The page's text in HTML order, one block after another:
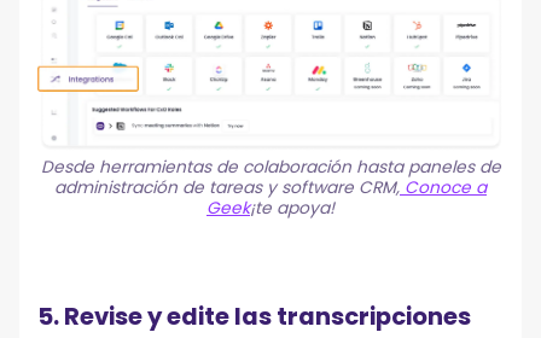
Desde herramientas de colaboración hasta paneles de
administración de tareas y software CRM, Conoce a
Geek¡te apoya!
5. Revise y edite las transcripciones